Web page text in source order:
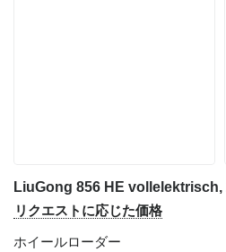
LiuGong 856 HE vollelektrisch,
リクエストに応じた価格
ホイールローダー